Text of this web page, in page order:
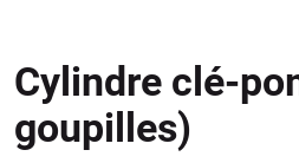
Cylindre clé-
goupilles)